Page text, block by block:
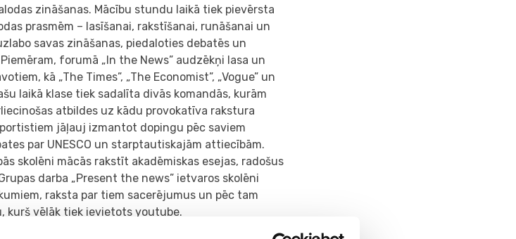
zināšanas. Mācību stundu laikā tiek pievērsta
prasmēm – lasīšanai, rakstīšanai, runāšanai un
savas zināšanas, piedaloties debatēs un
forumā „In the News” audzēkņi lasa un
kā „The Times”, „The Economist”, „Vogue” un
laikā klase tiek sadalīta divās komandās, kurām
atbildes uz kādu provokatīva rakstura
jāļauj izmantot dopingu pēc saviem
par UNESCO un starptautiskajām attiecībām.
skolēni mācās rakstīt akadēmiskas esejas, radošus
darba „Present the news” ietvaros skolēni
raksta par tiem sacerējumus un pēc tam
kurš vēlāk tiek ievietots youtube.